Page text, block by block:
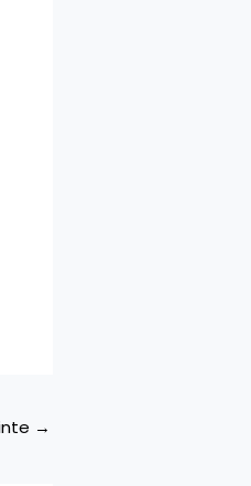
→